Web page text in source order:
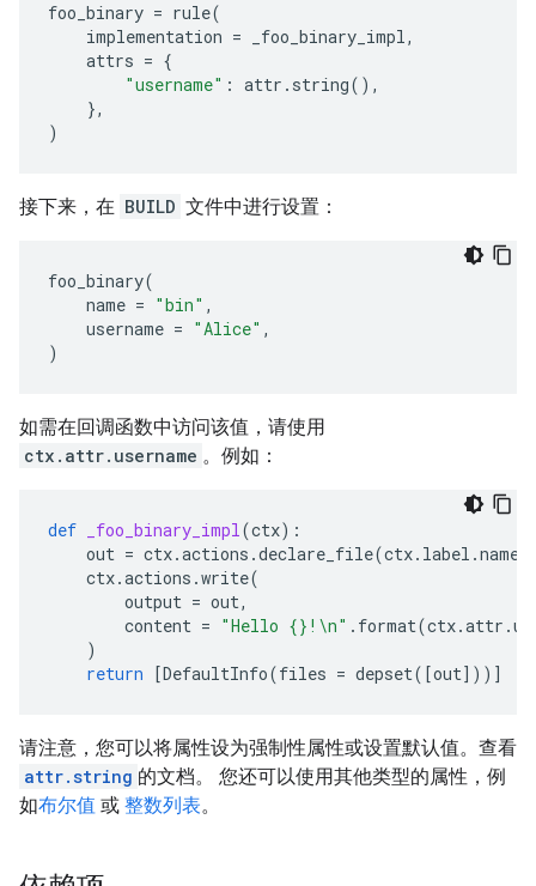
foo_binary = rule(
implementation = _foo_binary_impl,
attrs = {
"username" : attr . string(),
},
)
接下来，在 BUILD 文件中进行设置：
foo_binary(
name = "bin" ,
username = "Alice" ,
)
如需在回调函数中访问该值，请使用
ctx.attr.username 。例如：
def _foo_binary_impl(ctx):
out = ctx.actions .declare_file(ctx. label .name
ctx.actions .write(
output = out,
content = "Hello {} ! \n" . format(ctx.attr .
)
return [DefaultInfo(files = depset([out]))]
请注意，您可以将属性设为强制性属性或设置默认值。查看
attr.string 的文档。 您还可以使用其他类型的属性，例
如布尔值 或 整数列表。